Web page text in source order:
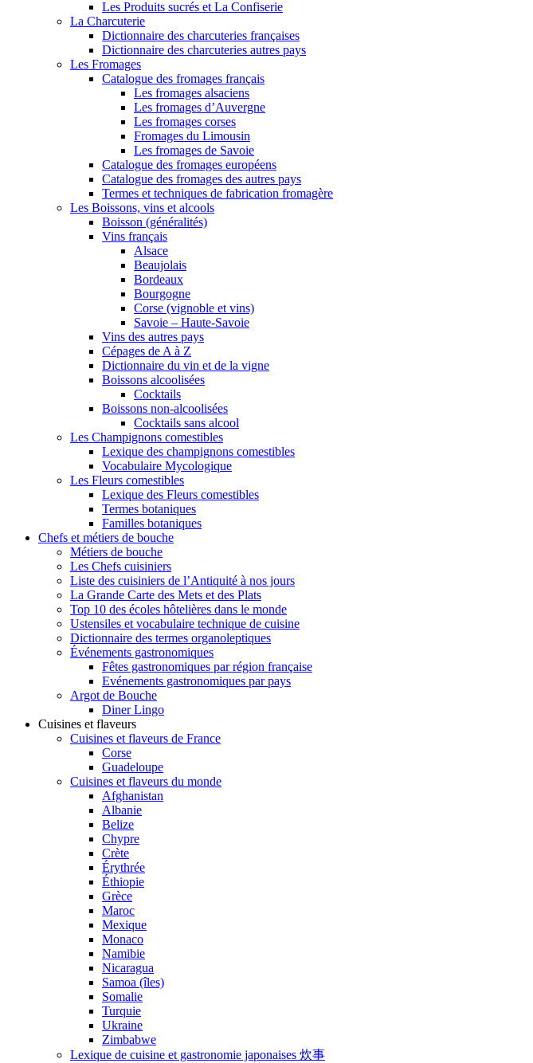
Les Produits sucrés et La Confiserie
La Charcuterie
Dictionnaire des charcuteries françaises
Dictionnaire des charcuteries autres pays
Les Fromages
Catalogue des fromages français
Les fromages alsaciens
Les fromages d’Auvergne
Les fromages corses
Fromages du Limousin
Les fromages de Savoie
Catalogue des fromages européens
Catalogue des fromages des autres pays
Termes et techniques de fabrication fromagère
Les Boissons, vins et alcools
Boisson (généralités)
Vins français
Alsace
Beaujolais
Bordeaux
Bourgogne
Corse (vignoble et vins)
Savoie – Haute-Savoie
Vins des autres pays
Cépages de A à Z
Dictionnaire du vin et de la vigne
Boissons alcoolisées
Cocktails
Boissons non-alcoolisées
Cocktails sans alcool
Les Champignons comestibles
Lexique des champignons comestibles
Vocabulaire Mycologique
Les Fleurs comestibles
Lexique des Fleurs comestibles
Termes botaniques
Familles botaniques
Chefs et métiers de bouche
Métiers de bouche
Les Chefs cuisiniers
Liste des cuisiniers de l’Antiquité à nos jours
La Grande Carte des Mets et des Plats
Top 10 des écoles hôtelières dans le monde
Ustensiles et vocabulaire technique de cuisine
Dictionnaire des termes organoleptiques
Événements gastronomiques
Fêtes gastronomiques par région française
Evénements gastronomiques par pays
Argot de Bouche
Diner Lingo
Cuisines et flaveurs
Cuisines et flaveurs de France
Corse
Guadeloupe
Cuisines et flaveurs du monde
Afghanistan
Albanie
Belize
Chypre
Crète
Érythrée
Éthiopie
Grèce
Maroc
Mexique
Monaco
Namibie
Nicaragua
Samoa (îles)
Somalie
Turquie
Ukraine
Zimbabwe
Lexique de cuisine et gastronomie japonaises 炊事